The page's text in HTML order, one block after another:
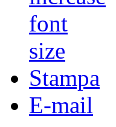
Stampa
E-mail